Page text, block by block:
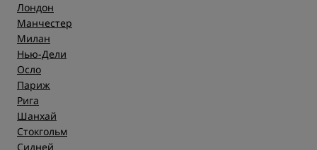
Лондон
Манчестер
Милан
Нью-Дели
Осло
Париж
Рига
Шанхай
Стокгольм
Сидней